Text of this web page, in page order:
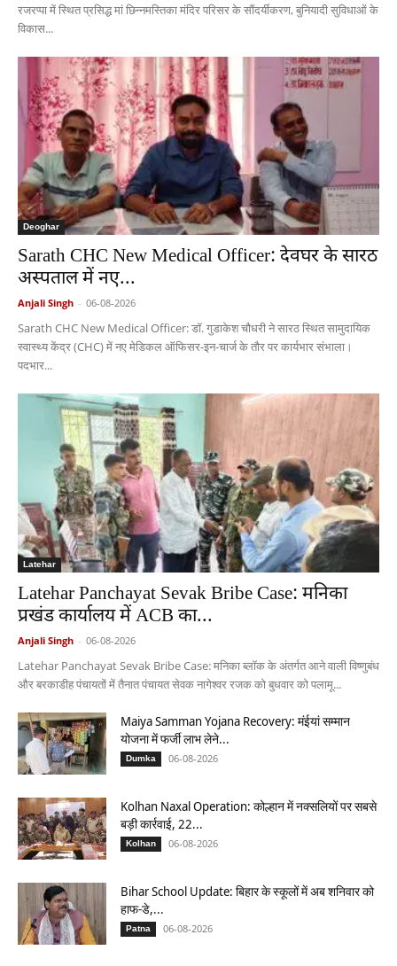
रजरप्पा में स्थित प्रसिद्ध मां छिन्नमस्तिका मंदिर परिसर के सौंदर्यीकरण, बुनियादी सुविधाओं के
विकास...
Deoghar
Sarath CHC New Medical Officer: देवघर के सारठ
अस्पताल में नए...
Anjali Singh - 06-08-2026
Sarath CHC New Medical Officer: डॉ. गुडाकेश चौधरी ने सारठ स्थित सामुदायिक
स्वास्थ्य केंद्र (CHC) में नए मेडिकल ऑफिसर-इन-चार्ज के तौर पर कार्यभार संभाला।
पदभार...
Latehar
Latehar Panchayat Sevak Bribe Case: मनिका
प्रखंड कार्यालय में ACB का...
Anjali Singh - 06-08-2026
Latehar Panchayat Sevak Bribe Case: मनिका ब्लॉक के अंतर्गत आने वाली विष्णुबंध
और बरकाडीह पंचायतों में तैनात पंचायत सेवक नागेश्वर रजक को बुधवार को पलामू...
Maiya Samman Yojana Recovery: मंईयां सम्मान
योजना में फर्जी लाभ लेने...
Dumka 06-08-2026
Kolhan Naxal Operation: कोल्हान में नक्सलियों पर सबसे
बड़ी कार्रवाई, 22...
Kolhan 06-08-2026
Bihar School Update: बिहार के स्कूलों में अब शनिवार को
हाफ-डे,...
Patna 06-08-2026